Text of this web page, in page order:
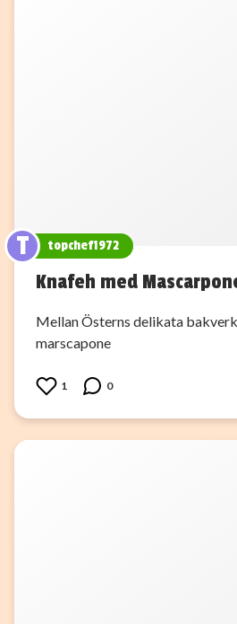
T topchef1972
Knafeh med
Mellan Österns delikata
marscapone
1 0